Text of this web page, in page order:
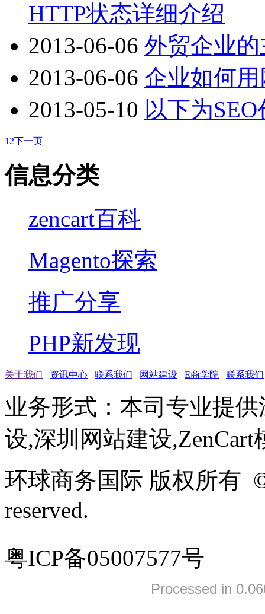
HTTP状态详细介绍
2013-06-06 外贸企业
2013-06-06 企业如何
2013-05-10 以下为
12下一页
信息分类
zencart百科
Magento探索
推广分享
PHP新发现
关于我们 资讯中心 联系我们 网站建设 E商学院 联系我们
业务形式：本司专业提
设,深圳网站建设,ZenCart
环球商务国际 版权所有
reserved.
粤ICP备05007577号
Processed in